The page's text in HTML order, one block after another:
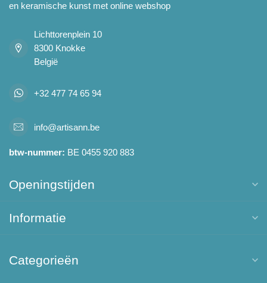
en keramische kunst met online webshop
Lichttorenplein 10
8300 Knokke
België
+32 477 74 65 94
info@artisann.be
btw-nummer: BE 0455 920 883
Openingstijden
Informatie
Categorieën